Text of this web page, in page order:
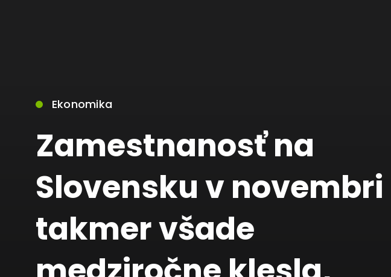
Ekonomika
Zamestnanosť na
Slovensku v novembri
takmer všade